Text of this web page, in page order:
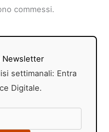
commessi.
Newsletter
settimanali: Entra
Digitale.